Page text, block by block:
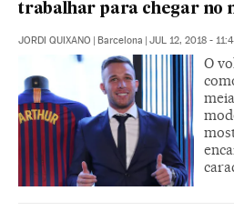
trabalhar para chegar no
JORDI QUIXANO | Barcelona | JUL 12, 2018 -
O